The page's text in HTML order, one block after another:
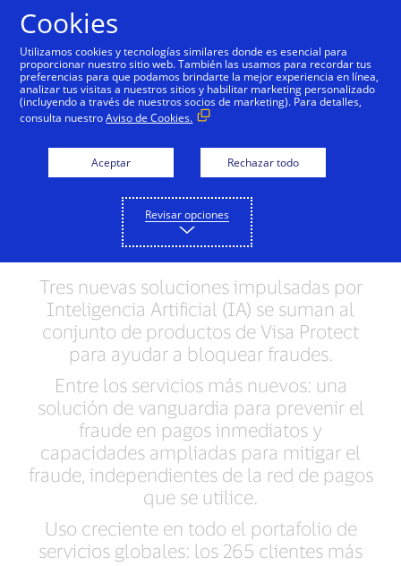
El creciente negocio de
servicios de Visa
incorpora nuevos
productos impulsados
por Inteligencia
Artificial
Tres nuevas soluciones impulsadas por
Inteligencia Artificial (IA) se suman al
conjunto de productos de Visa Protect
para ayudar a bloquear fraudes.
Entre los servicios más nuevos: una
solución de vanguardia para prevenir el
fraude en pagos inmediatos y
capacidades ampliadas para mitigar el
fraude, independientes de la red de pagos
que se utilice.
Uso creciente en todo el portafolio de
servicios globales: los 265 clientes más
Cookies
Utilizamos cookies y tecnologías similares donde es esencial para
proporcionar nuestro sitio web. También las usamos para recordar tus
preferencias para que podamos brindarte la mejor experiencia en línea,
analizar tus visitas a nuestros sitios y habilitar marketing personalizado
(incluyendo a través de nuestros socios de marketing). Para detalles,
consulta nuestroAviso de Cookies.
Aceptar Rechazar todo
Revisar opciones